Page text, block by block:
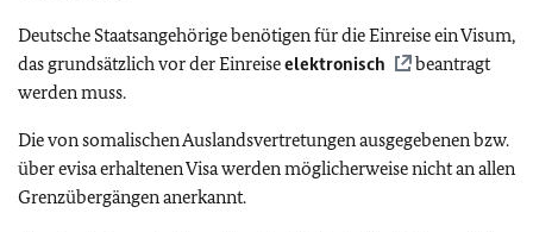
Deutsche Staatsangehörige benötigen für die Einreise ein Visum,
das grundsätzlich vor der Einreiseelektronisch
beantragt
werden muss.
Die von somalischen Auslandsvertretungen ausgegebenen bzw.
über evisa erhaltenen Visa werden möglicherweise nicht an allen
Grenzübergängen anerkannt.